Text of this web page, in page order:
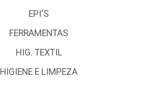
EPI'S
FERRAMENTAS
HIG. TEXTIL
HIGIENE E LIMPEZA